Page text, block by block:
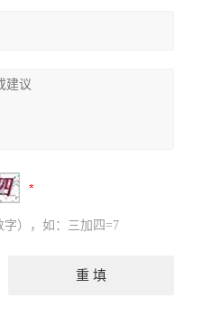
），如：三加四=7